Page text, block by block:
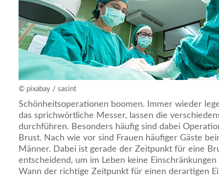
© pixabay / sasint
Schönheitsoperationen boomen. Immer wieder
das sprichwörtliche Messer, lassen die
durchführen. Besonders häufig sind dabei
Brust. Nach wie vor sind Frauen häufiger Gäste
Männer. Dabei ist gerade der Zeitpunkt für eine
entscheidend, um im Leben keine
Wann der richtige Zeitpunkt für einen derartigen